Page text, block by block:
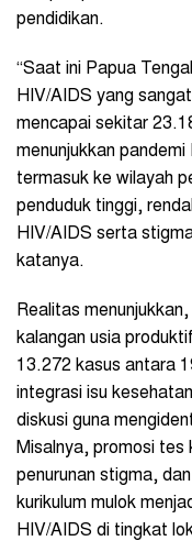
pendidikan.
“Saat ini Papua
HIV/AIDS yang
mencapai sekitar
menunjukkan
termasuk ke wilayah
penduduk tinggi,
HIV/AIDS serta
katanya.
Realitas
kalangan usia
13.272 kasus antara
integrasi isu
diskusi guna
Misalnya, promosi tes
penurunan stigma,
kurikulum mulok
HIV/AIDS di tingkat